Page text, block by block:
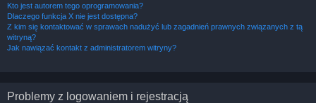
Kto jest autorem tego oprogramowania?
Dlaczego funkcja X nie jest dostępna?
Z kim się kontaktować w sprawach nadużyć lub zagadnień prawnych związanych z tą
witryną?
Jak nawiązać kontakt z administratorem witryny?
Problemy z logowaniem i rejestracją